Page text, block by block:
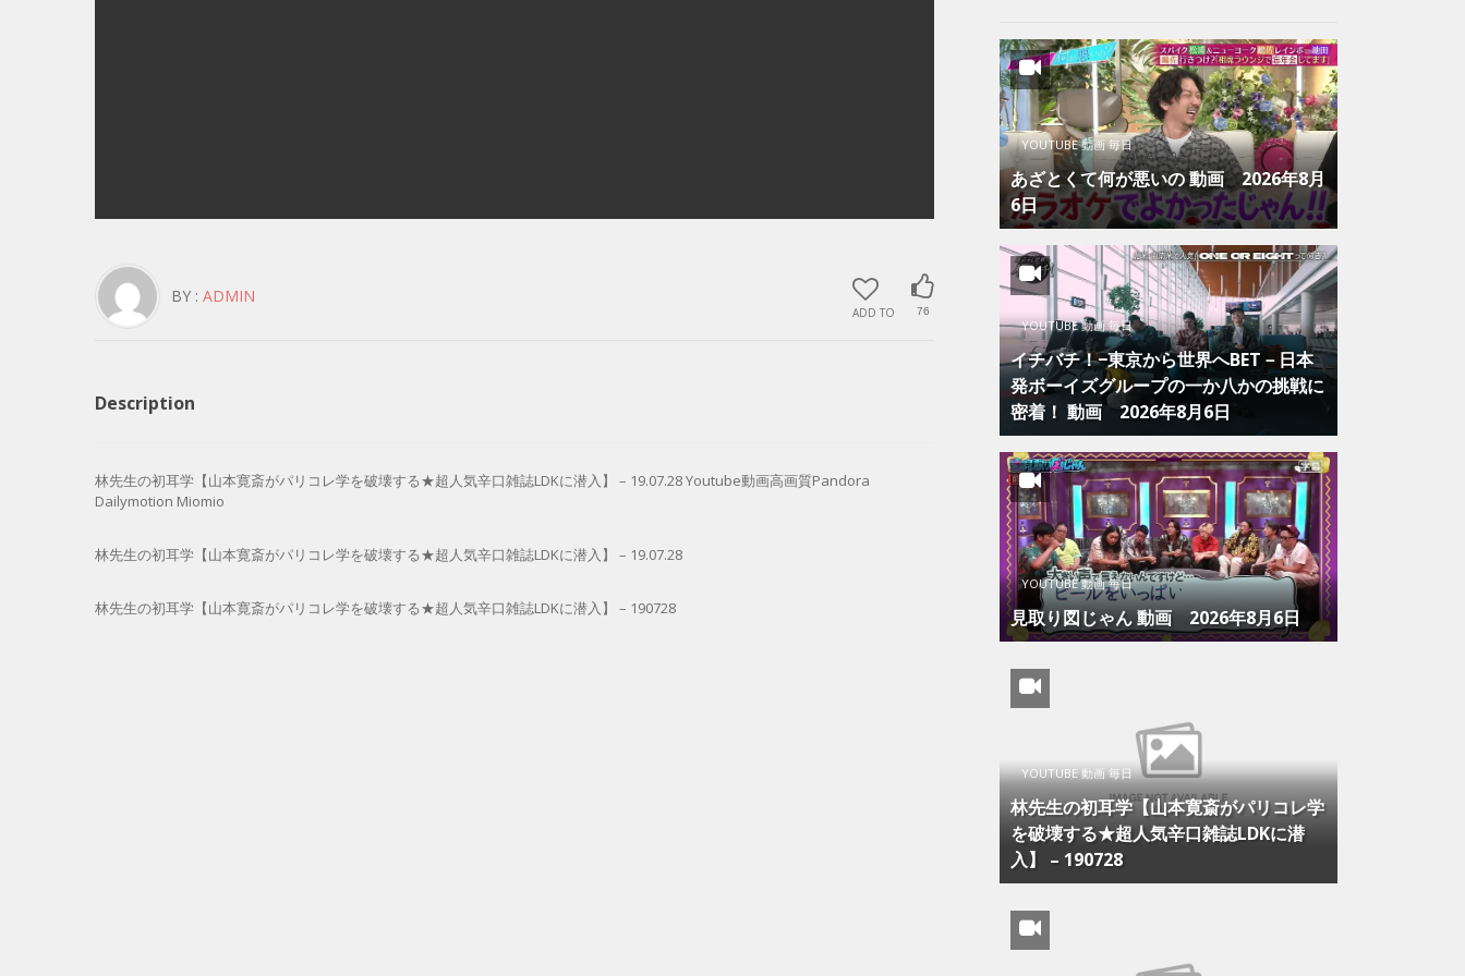
ADD TO 76
BY : ADMIN
Description
林先生の初耳学【山本寛斎がパリコレ学を破壊する★超人気辛口雑誌LDKに潜入】 – 19.07.28 Youtube動画高画質Pandora
Dailymotion Miomio
林先生の初耳学【山本寛斎がパリコレ学を破壊する★超人気辛口雑誌LDKに潜入】 – 19.07.28
林先生の初耳学【山本寛斎がパリコレ学を破壊する★超人気辛口雑誌LDKに潜入】 – 190728
YOUTUBE 動画 毎日
あざとくて何が悪いの 動画 2026年8月
6日
YOUTUBE 動画 毎日
イチバチ！−東京から世界へBET－日本
発ボーイズグループの一か八かの挑戦に
密着！ 動画 2026年8月6日
YOUTUBE 動画 毎日
見取り図じゃん 動画 2026年8月6日
YOUTUBE 動画 毎日
林先生の初耳学【山本寛斎がパリコレ学
を破壊する★超人気辛口雑誌LDKに潜
入】 – 190728